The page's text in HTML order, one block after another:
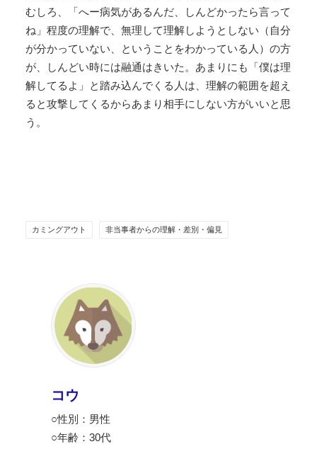
むしろ、「へー病気があるんだ、しんどかったら言って
ね」程度の理解で、無理して理解しようとしない（自分
が分かっていない、ということをわかっている人）の方
が、しんどい時には融通はきいた。あまりにも「僕は理
解してるよ」と踏み込んでくる人は、理解の範囲を超え
ると攻撃してくるからあまり相手にしない方がいいと思
う。
カミングアウト 非当事者からの理解・差別・偏見
コウ
○性別：男性
○年齢：30代